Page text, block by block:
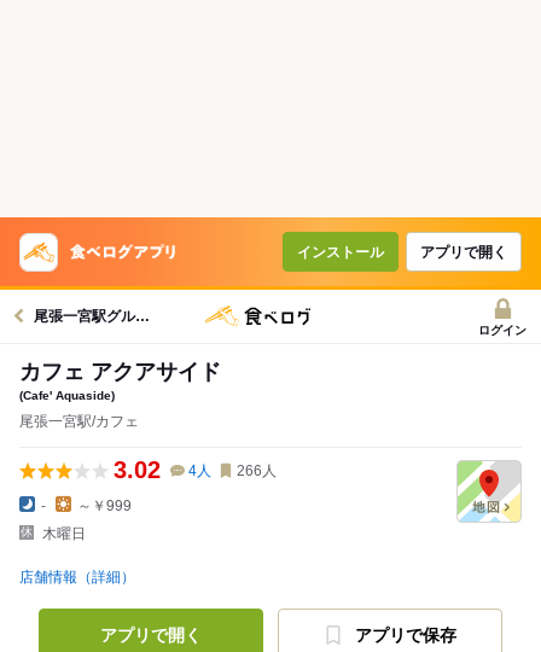
インストール アプリで開く
尾張一宮駅グルメへ
ログイン
カフェ アクアサイド
(Cafe' Aquaside)
尾張一宮駅/カフェ
3.02 4人 266 人
-
～￥999
木曜日
店舗情報（詳細）
アプリで開く アプリで保存